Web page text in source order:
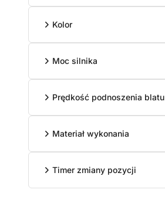
Kolor
Moc silnika
Prędkość podnoszenia blatu
Materiał wykonania
Timer zmiany pozycji